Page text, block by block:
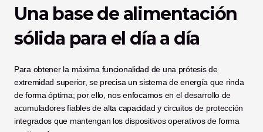
Una base de alimentación
sólida para el día a día
Para obtener la máxima funcionalidad de una prótesis de
extremidad superior, se precisa un sistema de energía que rinda
de forma óptima; por ello, nos enfocamos en el desarrollo de
acumuladores fiables de alta capacidad y circuitos de protección
integrados que mantengan los dispositivos operativos de forma